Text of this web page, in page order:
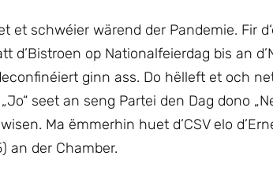
et schwéier wärend der Pandemie. Fir
d’Bistroen op Nationalfeierdag bis an
ginn ass. Do hëlleft et och
seet an seng Partei den Dag dono
Ma ëmmerhin huet d’CSV elo
an der Chamber.